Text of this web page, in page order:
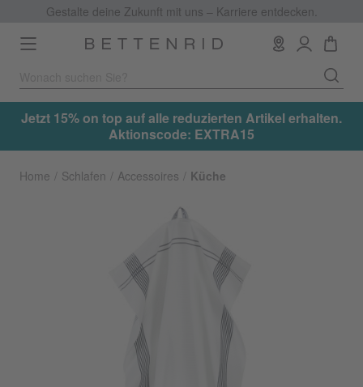
Gestalte deine Zukunft mit uns – Karriere entdecken.
Toggle
navigation
Jetzt 15% on top auf alle reduzierten Artikel erhalten.
Aktionscode: EXTRA15
Home Schlafen Accessoires Küche